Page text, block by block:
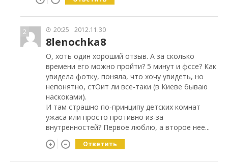
2 20:25 2012.11.30
8lenochka8
О, хоть один хороший отзыв. А за сколько
времени его можно пройти? 5 минут и фссе? Как
увидела фотку, поняла, что хочу увидеть, но
непонятно, стОит ли все-таки (в Киеве бываю
наскоками).
И там страшно по-принципу детских комнат
ужаса или просто противно из-за
внутренностей? Первое люблю, а второе нее...
Ответить